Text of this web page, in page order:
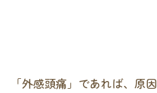
「外感頭痛」であれば、原